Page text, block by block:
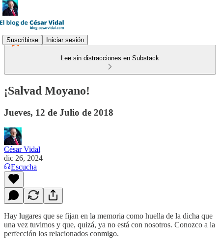
Suscribirse Iniciar sesión
Lee sin distracciones en Substack
¡Salvad Moyano!
Jueves, 12 de Julio de 2018
César Vidal
dic 26, 2024
Escucha
Hay lugares que se fijan en la memoria como huella de la dicha que
una vez tuvimos y que, quizá, ya no está con nosotros. Conozco a la
perfección los relacionados conmigo.